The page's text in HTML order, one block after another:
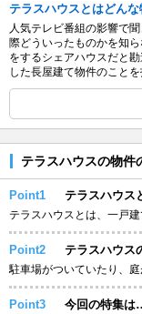
テラスハウスとはどん
人気テレビ番組の影響で
際どういったものかを知
をするシェアハウスだと
した長屋建て物件のことを
テラスハウスの物件
Point1 テラスハウス
テラスハウスとは、一戸
Point2 テラスハウス
駐車場がついていたり、
Point3 今回の特集は